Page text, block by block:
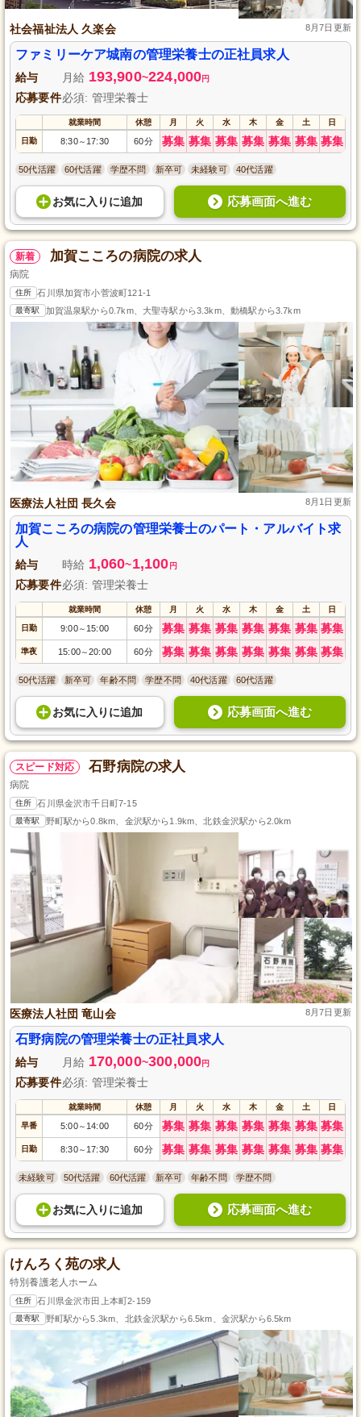
社会福祉法人 久楽会 8月7日更新
ファミリーケア城南の管理栄養士の正社員求人
給与 月給 193,900~224,000円
応募要件必須: 管理栄養士
就業時間 休憩 月 火 水 木 金 土 日
日勤 8:30～ 17:30 60分 募集 募集 募集 募集 募集 募集 募集
50代活躍 60代活躍 学歴不問 新卒可 未経験可 40代活躍
お気に入り に追加 応募画面へ進む
新着 加賀こころの病院の求人
病院
住所 石川県加賀市小菅波町121-1
最寄駅 加賀温泉駅から0.7km、大聖寺駅から3.3km、動橋駅から3.7km
医療法人社団 長久会 8月1日更新
加賀こころの病院の管理栄養士のパート・アルバイト求
人
給与 時給 1,060~1,100 円
応募要件必須: 管理栄養士
就業時間 休憩 月 火 水 木 金 土 日
日勤 9:00～ 15:00 60分 募集 募集 募集 募集 募集 募集 募集
準夜 15:00～20:00 60分 募集 募集 募集 募集 募集 募集 募集
50代活躍 新卒可 年齢不問 学歴不問 40代活躍 60代活躍
お気に入り に追加 応募画面へ進む
スピード対応 石野病院の求人
病院
住所 石川県金沢市千日町7-15
最寄駅 野町駅から0.8km、金沢駅から1.9km、北鉄金沢駅から2.0km
医療法人社団 竜山会 8月7日更新
石野病院の管理栄養士の正社員求人
給与 月給 170,000~300,000円
応募要件必須: 管理栄養士
就業時間 休憩 月 火 水 木 金 土 日
早番 5:00～ 14:00 60分 募集 募集 募集 募集 募集 募集 募集
日勤 8:30～ 17:30 60分 募集 募集 募集 募集 募集 募集 募集
未経験可 50代活躍 60代活躍 新卒可 年齢不問 学歴不問
お気に入り に追加 応募画面へ進む
けんろく苑の求人
特別養護老人ホーム
住所 石川県金沢市田上本町2-159
最寄駅 野町駅から5.3km、北鉄金沢駅から6.5km、金沢駅から6.5km